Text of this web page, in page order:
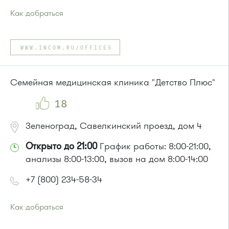
Как добраться
Автобусы № 2, 3, 9, 11, 19, 31, 32.
Маршрутка № 409м, 419м
или до остановки"Товары для дома":
Маршрутка № 408м, 419м, 476м
WWW.INCOM.RU/OFFICES
Семейная медицинская клиника "Детство Плюс"
18
Зеленоград, Савелкинский проезд, дом 4
Открыто до 21:00График работы: 8:00-21:00,
анализы 8:00-13:00, вызов на дом 8:00-14:00
+7 (800) 234-58-34
Как добраться